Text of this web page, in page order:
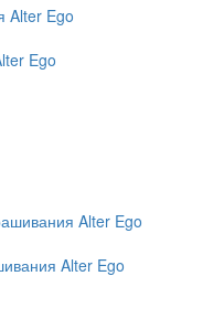
Ego
Alter Ego